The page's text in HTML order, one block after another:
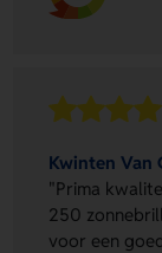
Kwinten Van
"Prima
250
voor een